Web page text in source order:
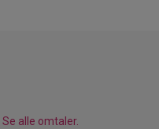
Se alle omtaler.